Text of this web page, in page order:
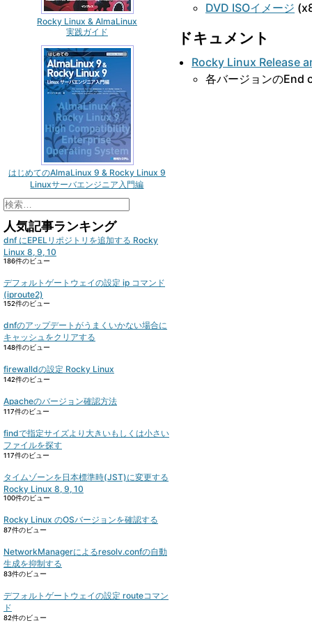
Rocky Linux & AlmaLinux
実践ガイド
はじめてのAlmaLinux 9 & Rocky Linux 9
Linuxサーバエンジニア入門編
検
索:
人気記事ランキング
dnf にEPELリポジトリを追加する Rocky
Linux 8, 9, 10
186件のビュー
デフォルトゲートウェイの設定 ip コマンド
(iproute2)
152件のビュー
dnfのアップデートがうまくいかない場合に
キャッシュをクリアする
148件のビュー
firewalldの設定 Rocky Linux
142件のビュー
Apacheのバージョン確認方法
117件のビュー
findで指定サイズより大きいもしくは小さい
ファイルを探す
117件のビュー
タイムゾーンを日本標準時(JST)に変更する
Rocky Linux 8, 9, 10
100件のビュー
Rocky Linux のOSバージョンを確認する
87件のビュー
NetworkManagerによるresolv.confの自動
生成を抑制する
83件のビュー
デフォルトゲートウェイの設定 routeコマン
ド
82件のビュー
DVD ISOイメージ
ドキュメント
Rocky Linux Release
各バージョンのEnd